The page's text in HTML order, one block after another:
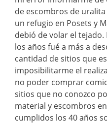
de escombros de
un refugio en Posets y
debió de volar el
los años fué a más a
cantidad de sitios que
imposibilitarme el
no poder comprar
sitios que no conozco
material y escombros
cumplidos los 40 años